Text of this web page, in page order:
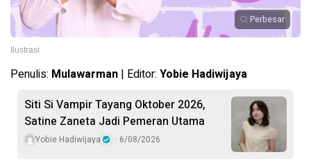
Perbesar
Ilustrasi
Penulis: Mulawarman | Editor: Yobie Hadiwijaya
Siti Si Vampir Tayang Oktober 2026,
Satine Zaneta Jadi Pemeran Utama
Yobie Hadiwijaya 6/08/2026